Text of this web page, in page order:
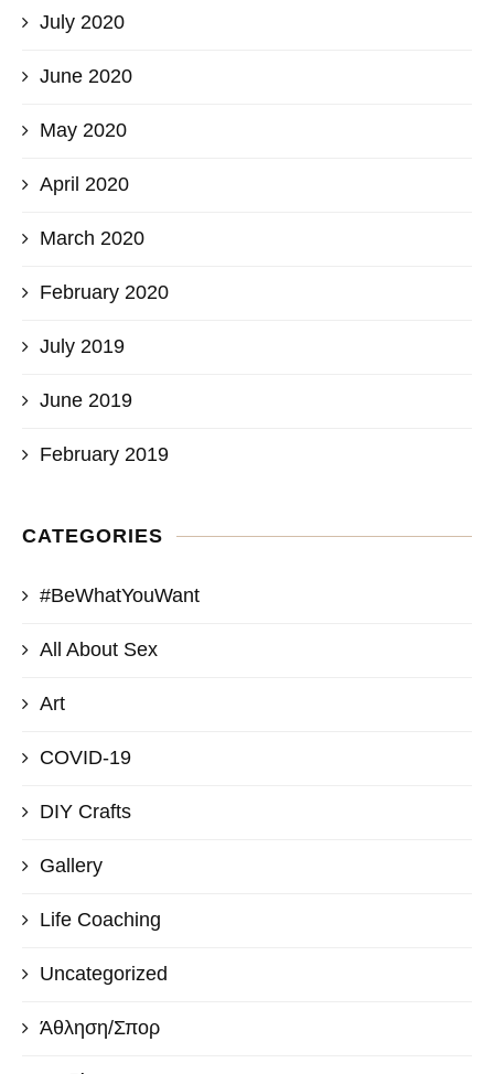
July 2020
June 2020
May 2020
April 2020
March 2020
February 2020
July 2019
June 2019
February 2019
CATEGORIES
#BeWhatYouWant
All About Sex
Art
COVID-19
DIY Crafts
Gallery
Life Coaching
Uncategorized
Άθληση/Σπορ